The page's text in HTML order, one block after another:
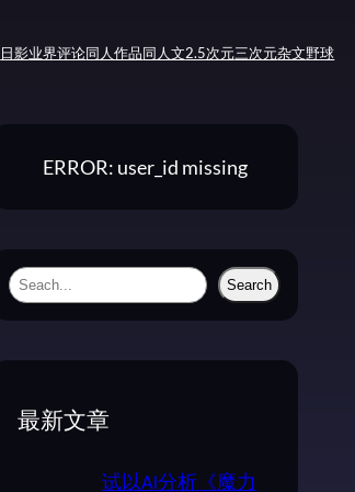
日影业界评论同人作品同人文2.5次元三次元杂文野球
ERROR: user_id missing
S
e
Search
最新文章
试以AI分析《魔力